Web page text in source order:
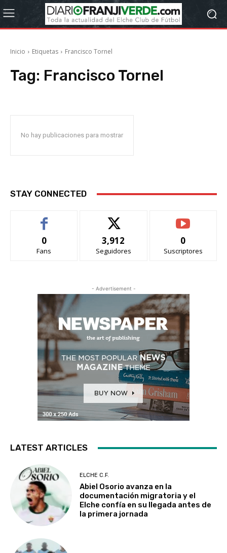
Inicio Etiquetas Francisco Tornel
Tag: Francisco Tornel
No hay publicaciones para mostrar
STAY CONNECTED
0
Fans
3,912
Seguidores
0
Suscriptores
- Advertisement -
LATEST ARTICLES
ELCHE C.F.
Abiel Osorio avanza en la
documentación migratoria y el
Elche confía en su llegada antes de
la primera jornada